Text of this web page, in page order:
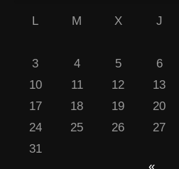
L M X J
3
4 5 6
10
11 12 13
17
18 19 20
24
25 26 27
31